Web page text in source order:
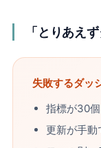
「とりあえ
失敗するダッ
指標が30
更新が手動